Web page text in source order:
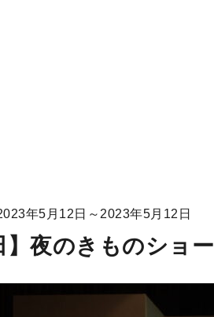
年5月12日～2023年5月12日
】夜のきものショー